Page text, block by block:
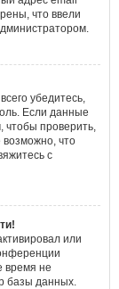
что ввели
убедитесь,
Если данные
чтобы проверить,
возможно, что
с
или
время не
базы данных.